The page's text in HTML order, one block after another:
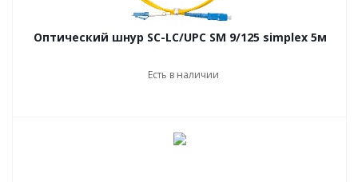
Оптический шнур SC-LC/UPC SM 9/125 simplex 5м
Есть в наличии